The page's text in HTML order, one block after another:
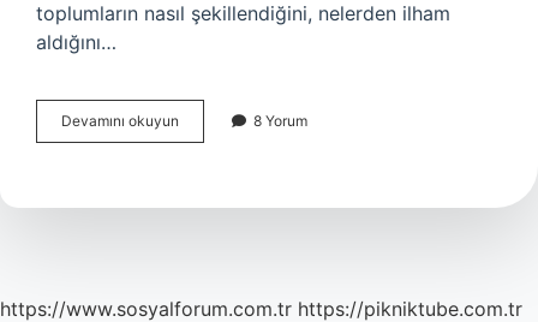
toplumların nasıl şekillendiğini, nelerden ilham
aldığını…
Devamını okuyun
scooter
?
8 Yorum
https://www.sosyalforum.com.tr https://pikniktube.com.tr